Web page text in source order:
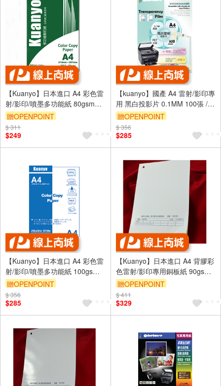
【Kuanyo】日本進口 A4 彩色雷
射/影印/噴墨多功能紙 80gsm
500張 /包 AS80
贈OPENPOINT
$ 311
$249
【kuanyo】國產 A4 雷射/影印專
用 黑白投影片 0.1MM 100張 /包
FS01
贈OPENPOINT
$ 356
$285
【Kuanyo】日本進口 A4 彩色雷
射/影印/噴墨多功能紙 100gsm
500張 /包 ASB100
贈OPENPOINT
$ 356
$285
【Kuanyo】日本進口 A4 背膠彩
色雷射/影印專用銅板紙 90gsm
100張 /包 GST90
贈OPENPOINT
$ 411
$329